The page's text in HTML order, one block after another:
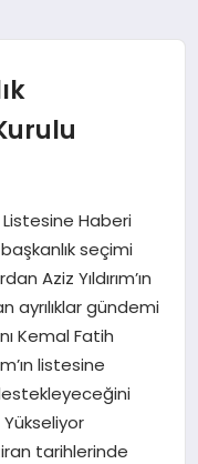
Listesine Haberi
seçimi
Aziz Yıldırım’ın
ayrılıklar gündemi
Kemal Fatih
listesine
tarihlerinde